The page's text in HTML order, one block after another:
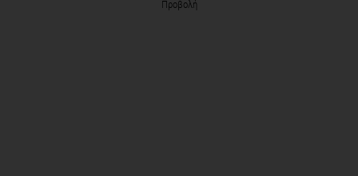
Προβολή